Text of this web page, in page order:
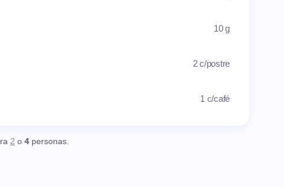
10 g
2 c/postre
1 c/café
2 o 4 personas.